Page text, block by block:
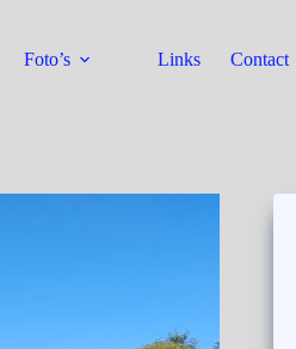
Foto’s Links Contact